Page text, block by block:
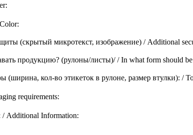
(скрытый микротекст, изображение) / Additional
продукцию? (рулоны/листы)/ / In what form should
(ширина, кол-во этикеток в рулоне, размер втулки): /
requirements:
Additional Information: